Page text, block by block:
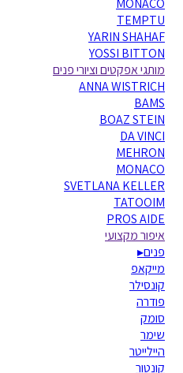
MONACO
TEMPTU
YARIN SHAHAF
YOSSI BITTON
מותגי אפקטים וציורי פנים
ANNA WISTRICH
BAMS
BOAZ STEIN
DA VINCI
MEHRON
MONACO
SVETLANA KELLER
TATOOIM
PROS AIDE
איפור מקצועי
פנים▸
מייקאפ
קונסילר
פודרה
סומק
שימר
היילייטר
קונטור